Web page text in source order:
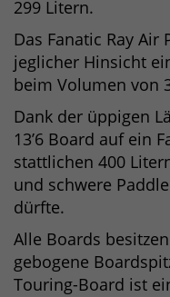
299 Litern.
Das Fanatic Ray Air
jeglicher Hinsicht
beim Volumen von
Dank der üppigen
13’6 Board auf ein
stattlichen 400
und schwere
dürfte.
Alle Boards
gebogene
Touring-Board ist